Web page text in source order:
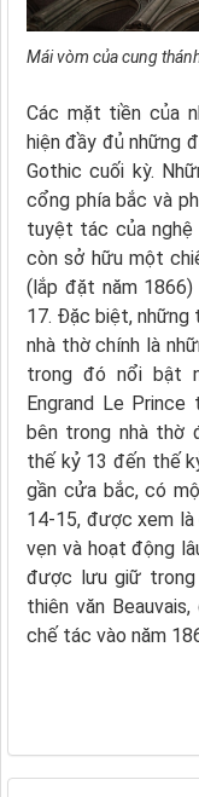
Mái vòm của cung
Các mặt tiền của
hiện đầy đủ những
Gothic cuối kỳ.
cổng phía bắc và
tuyệt tác của nghệ
còn sở hữu một
(lắp đặt năm
17. Đặc biệt, những
nhà thờ chính là
trong đó nổi bật
Engrand Le
bên trong nhà thờ
thế kỷ 13 đến thế
gần cửa bắc, có
14-15, được xem
vẹn và hoạt động
được lưu giữ trong
thiên văn
chế tác vào năm